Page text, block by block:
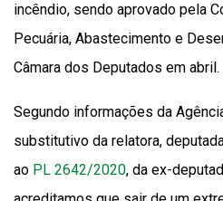
incêndio, sendo aprovado pela
Pecuária, Abastecimento e
Câmara dos Deputados em abril.
Segundo informações da
substitutivo da relatora,
ao PL 2642/2020, da ex-